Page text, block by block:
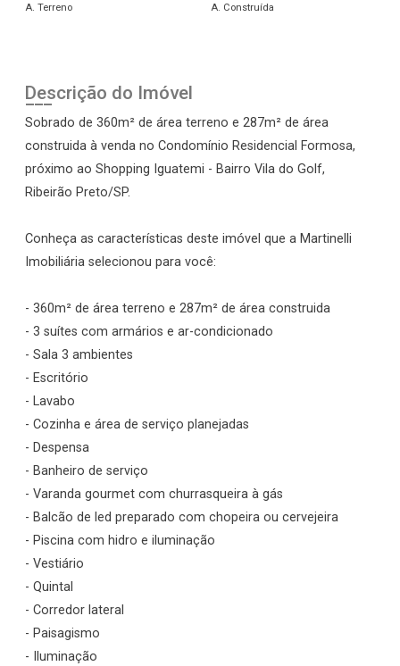
A. Terreno A. Construída
Descrição do Imóvel
Sobrado de 360m² de área terreno e 287m² de área
construida à venda no Condomínio Residencial Formosa,
próximo ao Shopping Iguatemi - Bairro Vila do Golf,
Ribeirão Preto/SP.
Conheça as características deste imóvel que a Martinelli
Imobiliária selecionou para você:
- 360m² de área terreno e 287m² de área construida
- 3 suítes com armários e ar-condicionado
- Sala 3 ambientes
- Escritório
- Lavabo
- Cozinha e área de serviço planejadas
- Despensa
- Banheiro de serviço
- Varanda gourmet com churrasqueira à gás
- Balcão de led preparado com chopeira ou cervejeira
- Piscina com hidro e iluminação
- Vestiário
- Quintal
- Corredor lateral
- Paisagismo
- Iluminação